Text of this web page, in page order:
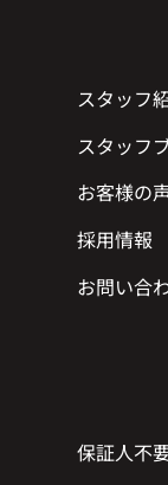
スタッフ
スタッフ
お客様の
採用情報
お問い合
保証人不